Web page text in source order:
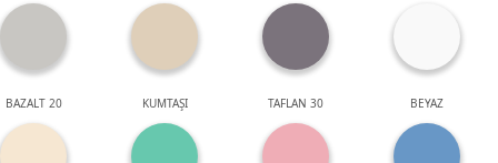
BAZALT 20 KUMTAŞI TAFLAN 30 BEYAZ